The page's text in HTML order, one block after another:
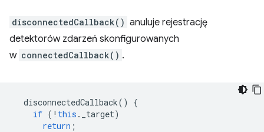
disconnectedCallback() anuluje rejestrację
detektorów zdarzeń skonfigurowanych
w connectedCallback() .
disconnectedCallback()
{
if ( ! this . _target)
return ;